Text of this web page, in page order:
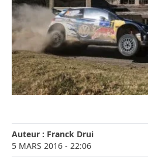
Auteur : Franck Drui
5 MARS 2016 - 22:06